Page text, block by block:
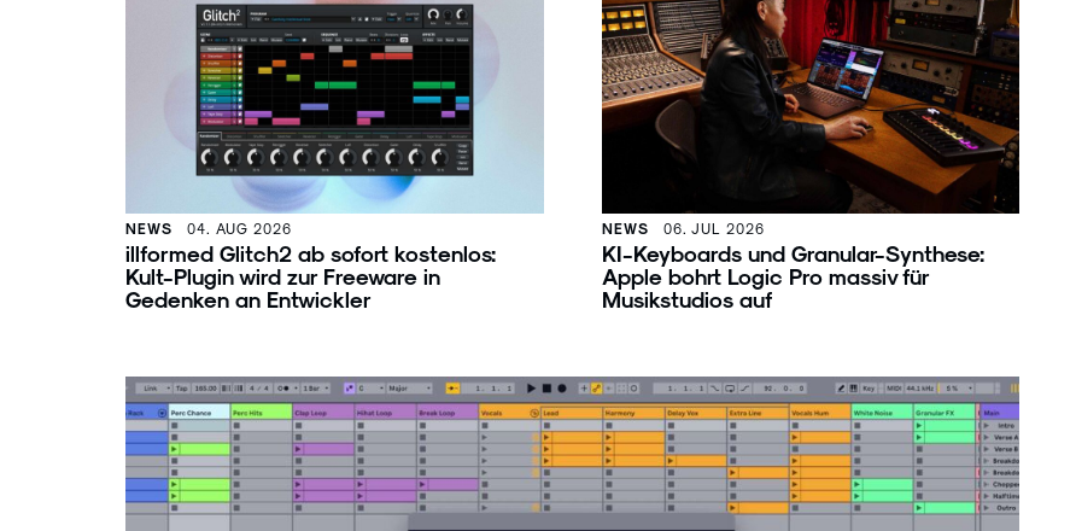
NEWS 04. AUG 2026
illformed Glitch² ab sofort kostenlos:
Kult-Plugin wird zur Freeware in
Gedenken an Entwickler
NEWS 06. JUL 2026
KI-Keyboards und Granular-Synthese:
Apple bohrt Logic Pro massiv für
Musikstudios auf